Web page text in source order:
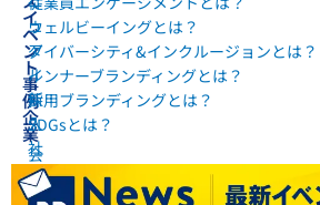
イ
ベ
ン
ト
事
例
企
業
会
社
ュ
ア
ル
新
入
社
員
研
ウェルビーイングとは？
ダイバーシティ&インクルージョンとは？
インナーブランディングとは？
採用ブランディングとは？
SDGsとは？